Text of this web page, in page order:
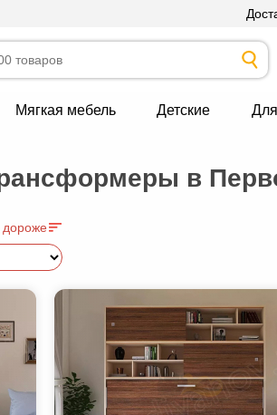
Мягкая мебель Детские
в